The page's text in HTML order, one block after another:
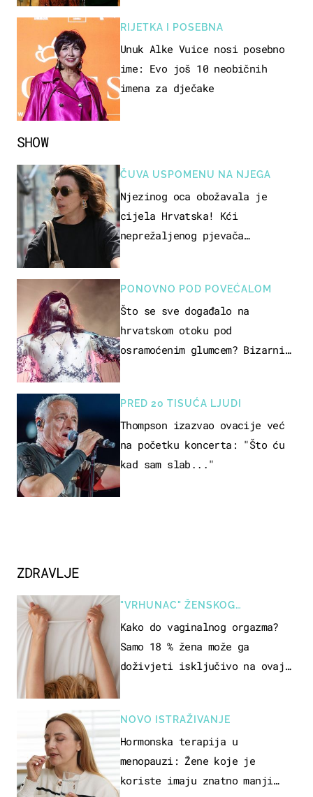
SHOW
ČUVA USPOMENU NA NJEGA
Njezinog oca obožavala je
cijela Hrvatska! Kći
neprežaljenog pjevača
PONOVNO POD POVEĆALOM
Što se sve događalo na
hrvatskom otoku pod
osramoćenim glumcem? Bizarni
PRED 20 TISUĆA LJUDI
Thompson izazvao ovacije već
na početku koncerta: "Što ću
kad sam slab..."
ZDRAVLJE
"VRHUNAC" ŽENSKOG
SEKSUALNOG ISKUSTVA
Kako do vaginalnog orgazma?
Samo 18 % žena može ga
doživjeti isključivo na ovaj
NOVO ISTRAŽIVANJE
Hormonska terapija u
menopauzi: Žene koje je
koriste imaju znatno manji
RIJETKA I POSEBNA
Unuk Alke Vuice nosi posebno
ime: Evo još 10 neobičnih
imena za dječake